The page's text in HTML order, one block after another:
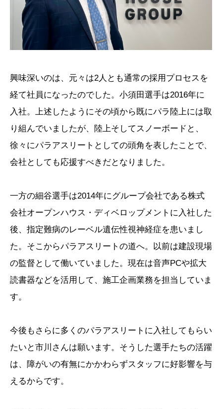
興味深いのは、元々は2人とも通常の採用プロセスを
経て社員になったのでした。小須田選手は2016年に
入社。上述したようにその頃から既にパラ陸上には取
り組んでいましたが、陸上そしてスノーボードと、
徐々にパラアスリートとしての頭角を表したことで、
会社としても応援すべきだとなりました。
一方の細谷選手は2014年にグループ会社である株式
会社オープンハウス・ディベロップメントに入社した
後、指定難病のレーベル遺伝性視神経症を患いまし
た。そこからパラアスリートの道へ。以前は建設現場
の監督として働いていました。現在は音声PCや拡大
読書器などを活用して、施工企画業務を担当していま
す。
今後もさらに多くのパラアスリートに入社してもらい
たいと市川さんは願います。そうした選手たちの活躍
は、障がいの有無にかかわらずスタッフに好影響を与
えるからです。